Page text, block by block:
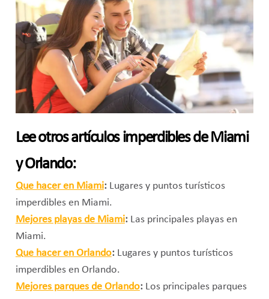
Lee otros artículos imperdibles de Miami
y Orlando:
Que hacer en Miami:Lugares y puntos turísticos
imperdibles en Miami.
Mejores playas de Miami:Las principales playas en
Miami.
Que hacer en Orlando:Lugares y puntos turísticos
imperdibles en Orlando.
Mejores parques de Orlando:Los principales parques